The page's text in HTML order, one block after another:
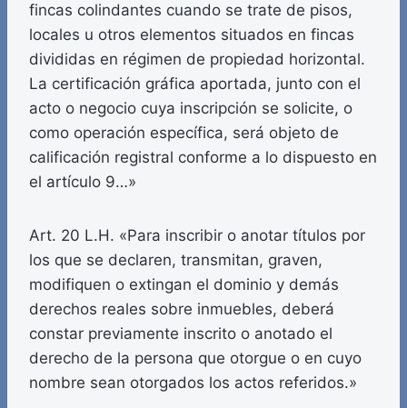
fincas colindantes cuando se trate de pisos,
locales u otros elementos situados en fincas
divididas en régimen de propiedad horizontal.
La certificación gráfica aportada, junto con el
acto o negocio cuya inscripción se solicite, o
como operación específica, será objeto de
calificación registral conforme a lo dispuesto en
el artículo 9…»
Art. 20 L.H. «Para inscribir o anotar títulos por
los que se declaren, transmitan, graven,
modifiquen o extingan el dominio y demás
derechos reales sobre inmuebles, deberá
constar previamente inscrito o anotado el
derecho de la persona que otorgue o en cuyo
nombre sean otorgados los actos referidos.»